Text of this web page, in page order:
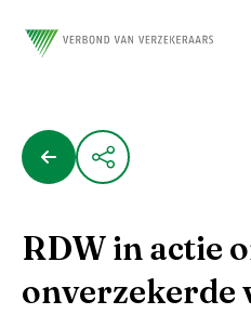
RDW in actie
onverzekerde